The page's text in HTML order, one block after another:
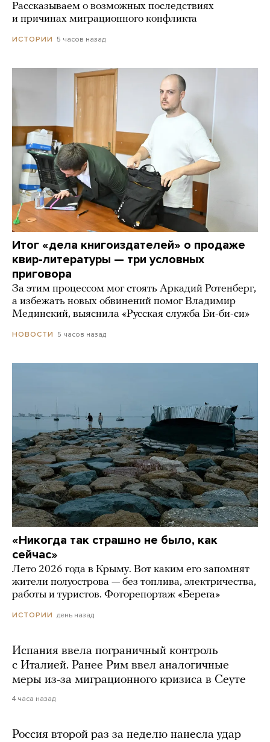
Рассказываем о возможных последствиях
и причинах миграционного конфликта
ИСТОРИИ 5 часов назад
Итог «дела книгоиздателей» о продаже
квир-литературы — три условных
приговора
За этим процессом мог стоять Аркадий Ротенберг,
а избежать новых обвинений помог Владимир
Мединский, выяснила «Русская служба Би-би-си»
НОВОСТИ 5 часов назад
«Никогда так страшно не было, как
сейчас»
Лето 2026 года в Крыму. Вот каким его запомнят
жители полуострова — без топлива, электричества,
работы и туристов. Фоторепортаж «Берега»
ИСТОРИИ день назад
Испания ввела пограничный контроль
с Италией. Ранее Рим ввел аналогичные
меры из-за миграционного кризиса в Сеуте
4 часа назад
Россия второй раз за неделю нанесла удар